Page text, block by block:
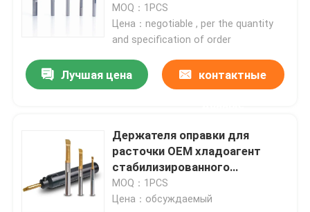
поворачивая
MOQ：1PCS
Цена：negotiable , per the quantity
and specification of order
Лучшая цена контактные
Держателя оправки для
расточки OEM хладоагент
стабилизированного
внутренний для внутренних
борштанг с резцами
MOQ：1PCS
Цена：обсуждаемый